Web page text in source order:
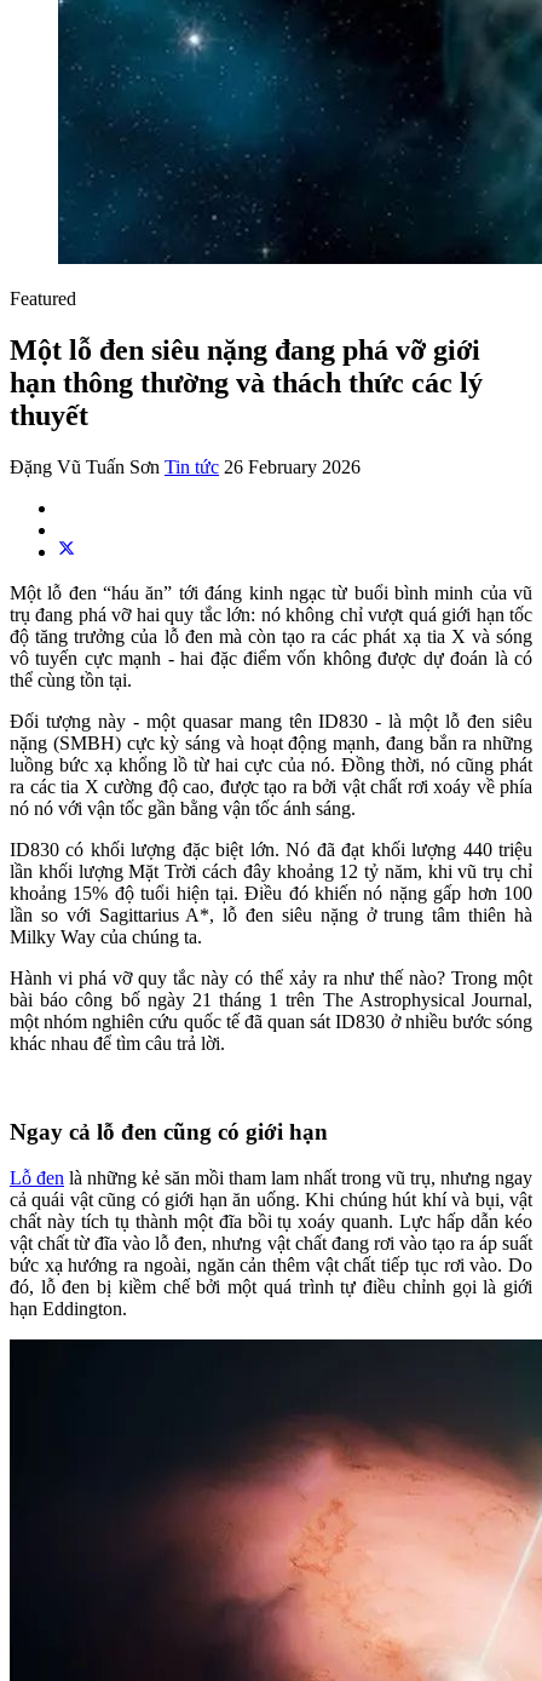
Featured
Một lỗ đen siêu nặng đang phá vỡ giới
hạn thông thường và thách thức các lý
thuyết
Đặng Vũ Tuấn Sơn Tin tức 26 February 2026
Một lỗ đen “háu ăn” tới đáng kinh ngạc từ buổi bình minh của vũ
trụ đang phá vỡ hai quy tắc lớn: nó không chỉ vượt quá giới hạn tốc
độ tăng trưởng của lỗ đen mà còn tạo ra các phát xạ tia X và sóng
vô tuyến cực mạnh - hai đặc điểm vốn không được dự đoán là có
thể cùng tồn tại.
Đối tượng này - một quasar mang tên ID830 - là một lỗ đen siêu
nặng (SMBH) cực kỳ sáng và hoạt động mạnh, đang bắn ra những
luồng bức xạ khổng lồ từ hai cực của nó. Đồng thời, nó cũng phát
ra các tia X cường độ cao, được tạo ra bởi vật chất rơi xoáy về phía
nó nó với vận tốc gần bằng vận tốc ánh sáng.
ID830 có khối lượng đặc biệt lớn. Nó đã đạt khối lượng 440 triệu
lần khối lượng Mặt Trời cách đây khoảng 12 tỷ năm, khi vũ trụ chỉ
khoảng 15% độ tuổi hiện tại. Điều đó khiến nó nặng gấp hơn 100
lần so với Sagittarius A*, lỗ đen siêu nặng ở trung tâm thiên hà
Milky Way của chúng ta.
Hành vi phá vỡ quy tắc này có thể xảy ra như thế nào? Trong một
bài báo công bố ngày 21 tháng 1 trên The Astrophysical Journal,
một nhóm nghiên cứu quốc tế đã quan sát ID830 ở nhiều bước sóng
khác nhau để tìm câu trả lời.
Ngay cả lỗ đen cũng có giới hạn
Lỗ đen là những kẻ săn mồi tham lam nhất trong vũ trụ, nhưng ngay
cả quái vật cũng có giới hạn ăn uống. Khi chúng hút khí và bụi, vật
chất này tích tụ thành một đĩa bồi tụ xoáy quanh. Lực hấp dẫn kéo
vật chất từ đĩa vào lỗ đen, nhưng vật chất đang rơi vào tạo ra áp suất
bức xạ hướng ra ngoài, ngăn cản thêm vật chất tiếp tục rơi vào. Do
đó, lỗ đen bị kiềm chế bởi một quá trình tự điều chỉnh gọi là giới
hạn Eddington.